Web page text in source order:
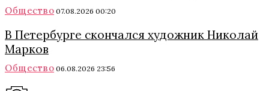
Общество 07.08.2026 00:20
В Петербурге скончался художник Николай
Марков
Общество 06.08.2026 23:56